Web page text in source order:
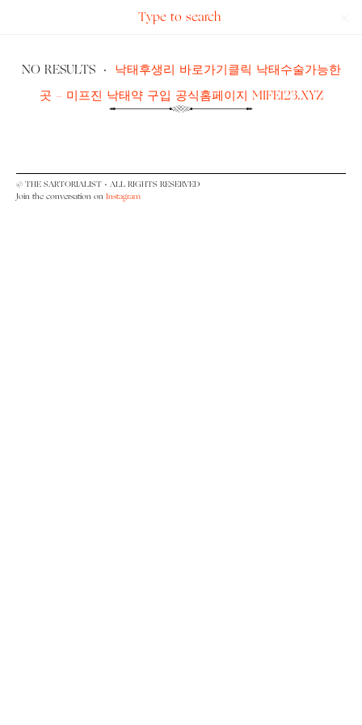
Sartorialist
NO RESULTS· 낙태후생리 바로가기클릭 낙태수술가능한
곳 - 미프진 낙태약 구입 공식홈페이지 MIFE123.XYZ
© THE SARTORIALIST • ALL RIGHTS RESERVED
Join the conversation on Instagram